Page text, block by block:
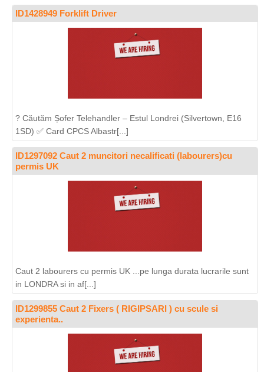
ID1428949 Forklift Driver
? Căutăm Șofer Telehandler – Estul Londrei (Silvertown, E16
1SD) ✅ Card CPCS Albastr[...]
ID1297092 Caut 2 muncitori necalificati (labourers)cu
permis UK
Caut 2 labourers cu permis UK ...pe lunga durata lucrarile sunt
in LONDRA si in af[...]
ID1299855 Caut 2 Fixers ( RIGIPSARI ) cu scule si
experienta..